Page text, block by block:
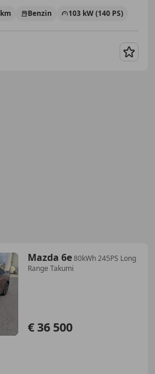
Benzin 103 kW (140 PS)
Mazda 6e80kWh 245PS Long
Range Takumi
€ 36 500